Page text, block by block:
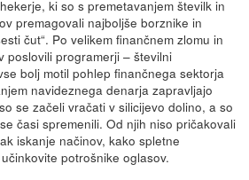
ki so s premetavanjem številk in
premagovali najboljše borznike in
čut“. Po velikem finančnem zlomu in
poslovili programerji – številni
bolj motil pohlep finančnega sektorja
navideznega denarja zapravljajo
se začeli vračati v silicijevo dolino, a so
časi spremenili. Od njih niso pričakovali
iskanje načinov, kako spletne
potrošnike oglasov.